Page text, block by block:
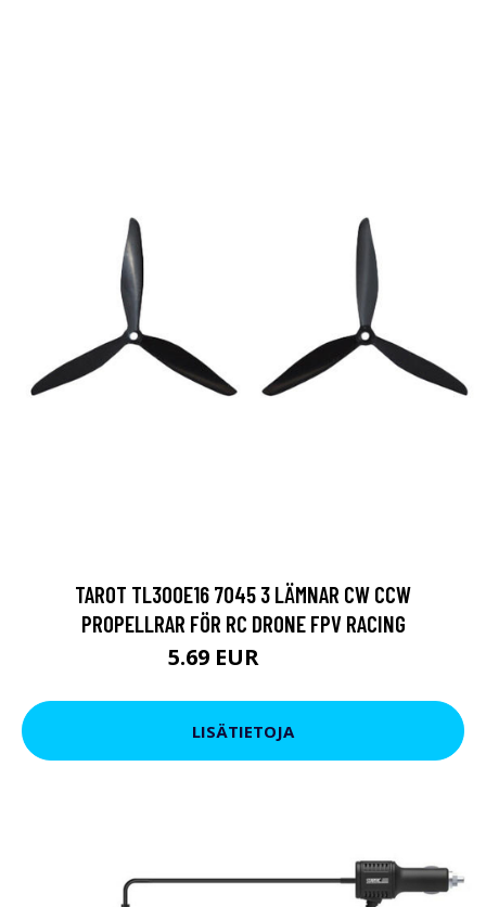
TAROT TL300E16 7045 3 LÄMNAR CW CCW
PROPELLRAR FÖR RC DRONE FPV RACING
5.69 EUR
LISÄTIETOJA